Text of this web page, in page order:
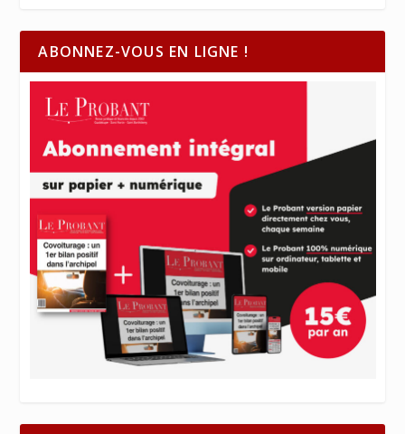
ABONNEZ-VOUS EN LIGNE !